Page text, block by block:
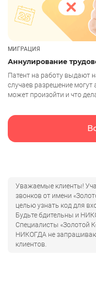
МИГРАЦИЯ
Аннулирование
Патент на работу выдают
случаев разрешение
может произойти и что
Уважаемые клиенты!
звонков от имени
целью узнать код для
Будьте бдительны и
Специалисты «Золотой
НИКОГДА не
клиентов.